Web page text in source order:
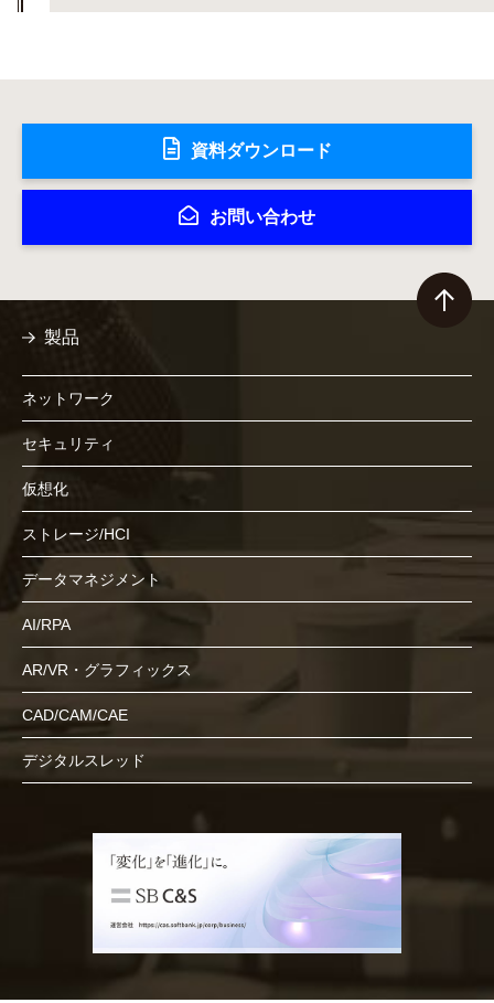
資料ダウンロード
お問い合わせ
製品
ネットワーク
セキュリティ
仮想化
ストレージ/HCI
データマネジメント
AI/RPA
AR/VR・グラフィックス
CAD/CAM/CAE
デジタルスレッド